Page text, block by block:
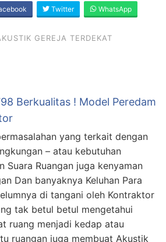
Twitter WhatsApp
GEREJA TERDEKAT
Berkualitas ! Model Peredam
yang terkait dengan
– atau kebutuhan
Suara Ruangan juga kenyaman
Dan banyaknya Keluhan Para
di tangani oleh Kontraktor
tak betul betul mengetahui
ruang menjadi kedap atau
ruangan juga membuat Akustik